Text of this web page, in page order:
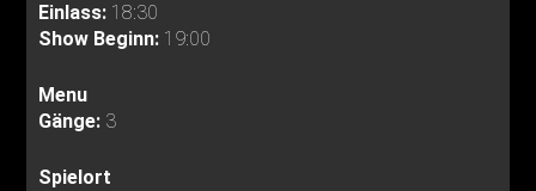
Einlass: 18:30
Show Beginn: 19:00
Menu
Gänge: 3
Spielort